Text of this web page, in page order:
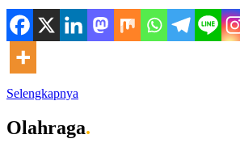
Selengkapnya
Olahraga.